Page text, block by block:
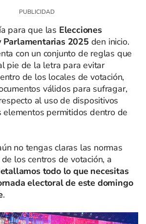
para que las Elecciones
Parlamentarias 2025 den inicio.
con un conjunto de reglas que
pie de la letra para evitar
de los locales de votación,
válidos para sufragar,
al uso de dispositivos
elementos permitidos dentro de
no tengas claras las normas
los centros de votación, a
todo lo que necesitas
electoral de este domingo
.